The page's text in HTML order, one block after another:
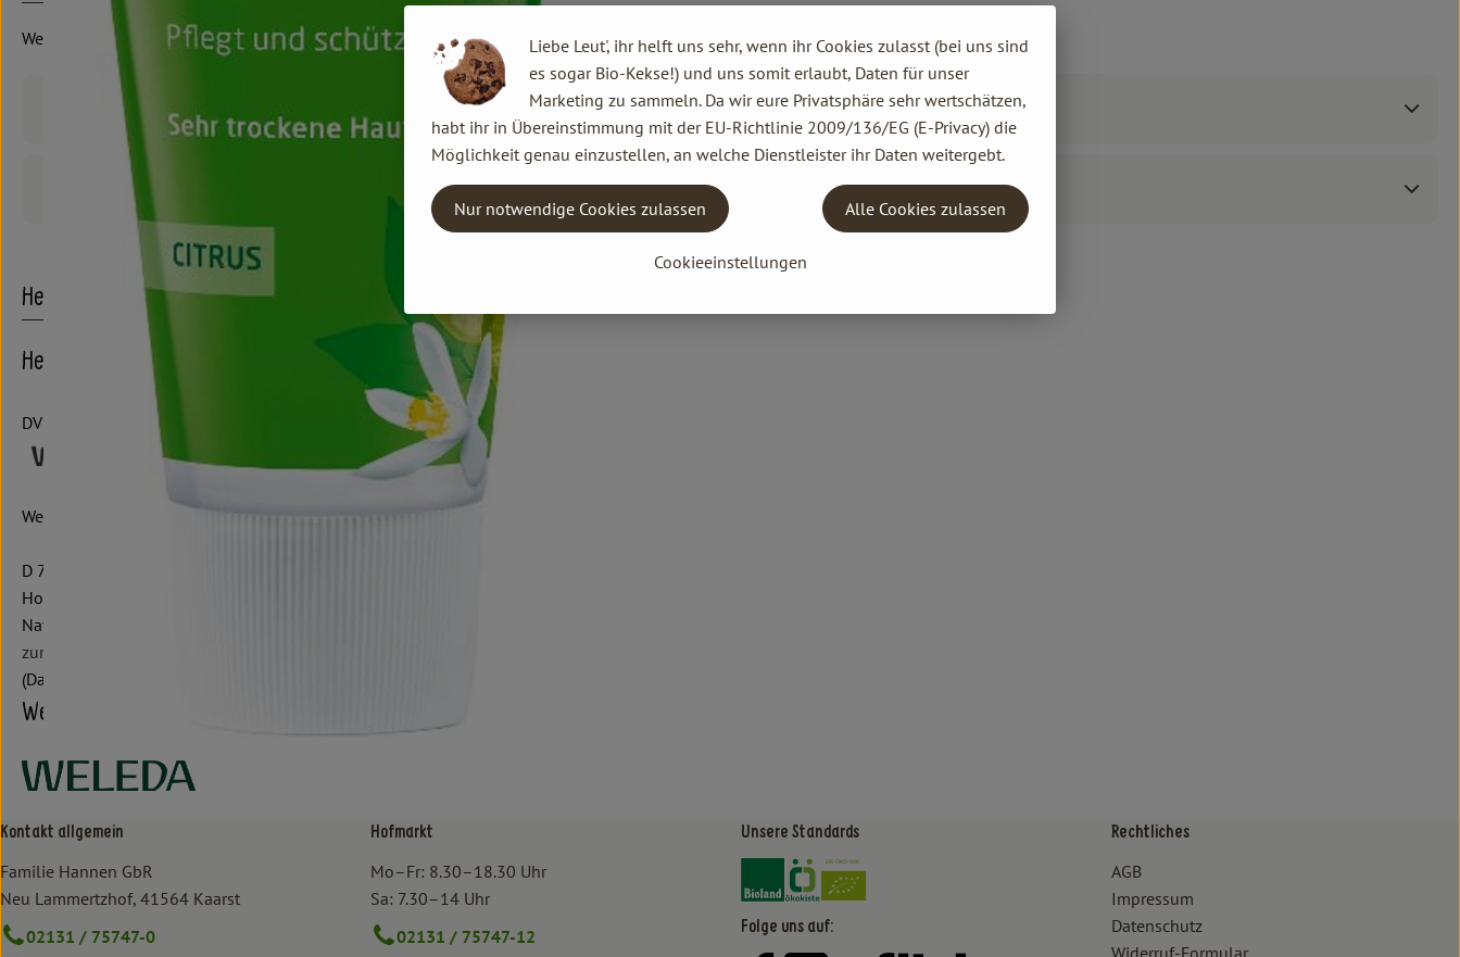
Weleda
Produktinformationen
Produktdatenblatt
Herkunft
Hersteller: Weleda
DV
Weleda AG
D 73525 Schwäbisch Gmünd
Hochwertige Naturpflegeprodukte für Gesicht, Körper & Haar.
Natürlich wirksame anthroposophische Arzneimittel.
zur WebSite
(Daten von Ecoinform)
Weleda
Kontakt allgemein
Familie Hannen GbR
Neu Lammertzhof, 41564 Kaarst
02131 / 75747-0
Hofmarkt
Mo–Fr: 8.30–18.30 Uhr
Sa: 7.30–14 Uhr
02131 / 75747-12
Unsere Standards
Externer Link zu https://www.bioland.de/verbraucher
Externer Link zu https://www.oekokiste.de/
Folge uns auf:
Rechtliches
AGB
Impressum
Datenschutz
Liebe Leut', ihr helft uns sehr, wenn ihr Cookies zulasst (bei uns sind
es sogar Bio-Kekse!) und uns somit erlaubt, Daten für unser
Marketing zu sammeln. Da wir eure Privatsphäre sehr wertschätzen,
habt ihr in Übereinstimmung mit der EU-Richtlinie 2009/136/EG (E-Privacy) die
Möglichkeit genau einzustellen, an welche Dienstleister ihr Daten weitergebt.
Cookieeinstellungen
Nur notwendige Cookies zulassen Alle Cookies zulassen